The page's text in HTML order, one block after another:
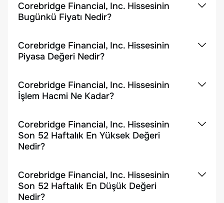
Corebridge Financial, Inc. Hissesinin
Bugünkü Fiyatı Nedir?
Corebridge Financial, Inc. Hissesinin
Piyasa Değeri Nedir?
Corebridge Financial, Inc. Hissesinin
İşlem Hacmi Ne Kadar?
Corebridge Financial, Inc. Hissesinin
Son 52 Haftalık En Yüksek Değeri
Nedir?
Corebridge Financial, Inc. Hissesinin
Son 52 Haftalık En Düşük Değeri
Nedir?